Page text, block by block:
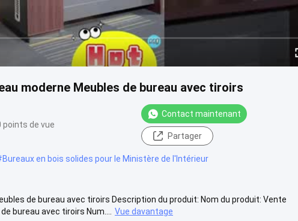
moderne Meubles de bureau avec tiroirs
points de vue
Contact maintenant
Partager
Bureaux en bois solides pour le Ministère de l'Intérieur
de bureau avec tiroirs Description du produit: Nom du produit: Vente
bureau avec tiroirs Num....
Vue davantage